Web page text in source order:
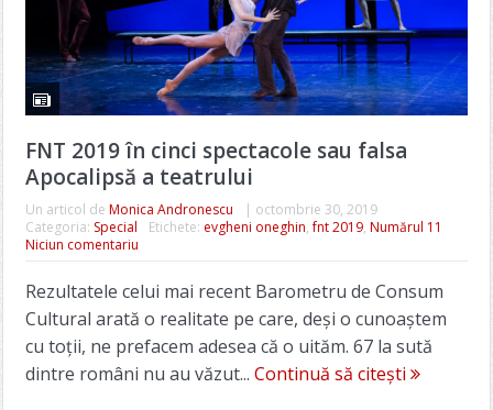
FNT 2019 în cinci spectacole sau falsa
Apocalipsă a teatrului
Un articol de Monica Andronescu | octombrie 30, 2019
Categoria: Special Etichete: evgheni oneghin,fnt 2019, Numărul 11
Niciun comentariu
Rezultatele celui mai recent Barometru de Consum
Cultural arată o realitate pe care, deși o cunoaștem
cu toții, ne prefacem adesea că o uităm. 67 la sută
dintre români nu au văzut... Continuă să citești